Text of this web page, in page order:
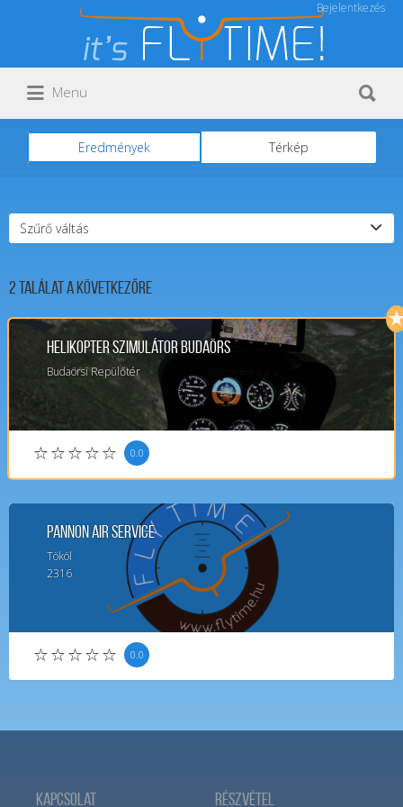
Bejelentkezés
Keresés:
Menu
Eredmények Térkép
Szűrő váltás
2Találat a következőre
Helikopter Szimulátor Budaörs
Budaörsi Repülőtér
0.0
Pannon Air Service
Tököl
2316
0.0
Kapcsolat Részvétel